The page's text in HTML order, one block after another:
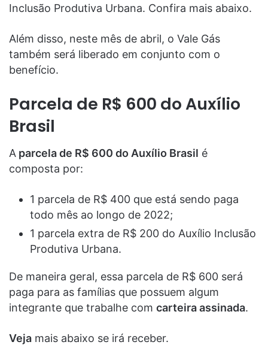
Inclusão Produtiva Urbana. Confira mais abaixo.
Além disso, neste mês de abril, o Vale Gás
também será liberado em conjunto com o
benefício.
Parcela de R$ 600 do Auxílio
Brasil
A parcela de R$ 600 do Auxílio Brasil é
composta por:
1 parcela de R$ 400 que está sendo paga
todo mês ao longo de 2022;
1 parcela extra de R$ 200 do Auxílio Inclusão
Produtiva Urbana.
De maneira geral, essa parcela de R$ 600 será
paga para as famílias que possuem algum
integrante que trabalhe com carteira assinada.
Veja mais abaixo se irá receber.